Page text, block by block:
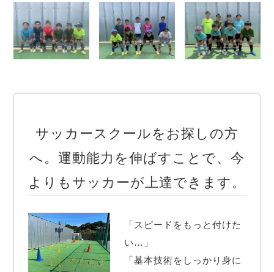
サッカースクールをお探しの方
へ。運動能力を伸ばすことで、今
よりもサッカーが上達できます。
「スピードをもっと付けた
い…」
「基本技術をしっかり身に